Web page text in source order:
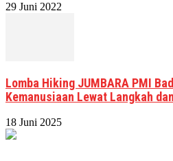
29 Juni 2022
Lomba Hiking JUMBARA PMI
Kemanusiaan Lewat Langkah
18 Juni 2025